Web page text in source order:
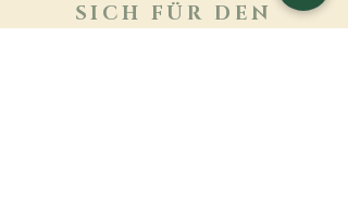
SICH FÜR DEN